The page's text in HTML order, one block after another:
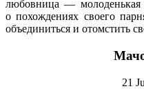
любовница — молоденькая
о похождениях своего
объединиться и отомстить
21